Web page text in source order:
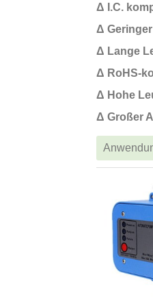
Δ I.C.
Δ
Δ Lange
Δ RoHS-
Δ Hohe
Δ Großer